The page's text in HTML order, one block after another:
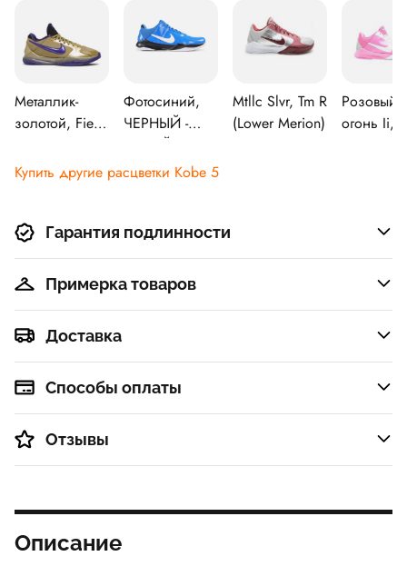
Металлик-
золотой, Field
Multicolor
Фотосиний,
ЧЕРНЫЙ -
БЕЛЫЙ
Mtllc Slvr, Tm R
(Lower Merion)
Розовый
огонь Ii,
Купить другие расцветки Kobe 5
Гарантия подлинности
Примерка товаров
Доставка
Способы оплаты
Отзывы
Описание